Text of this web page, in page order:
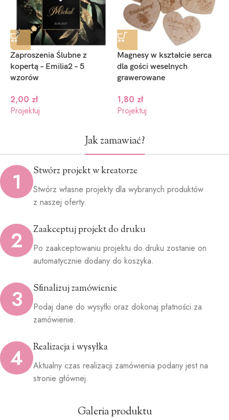
Zaproszenia Ślubne z
kopertą – Emilia2 – 5
wzorów
2,00 zł
Projektuj
Magnesy w kształcie serca
dla gości weselnych
grawerowane
1,80 zł
Projektuj
Jak zamawiać?
1 Stwórz projekt w kreatorze
Stwórz własne projekty dla wybranych produktów
z naszej oferty.
2 Zaakceptuj projekt do druku
Po zaakceptowaniu projektu do druku zostanie on
automatycznie dodany do koszyka.
3 Sfinalizuj zamówienie
Podaj dane do wysyłki oraz dokonaj płatności za
zamówienie.
4 Realizacja i wysyłka
Aktualny czas realizacji zamówienia podany jest na
stronie głównej.
Galeria produktu